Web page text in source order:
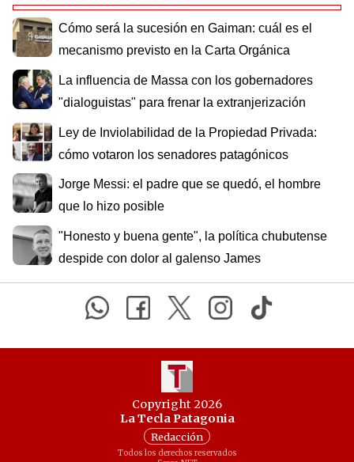
Cómo será la sucesión en Gaiman: cuál es el
mecanismo previsto en la Carta Orgánica
La influencia de Massa con los gobernadores
"dialoguistas" para frenar la extranjerización
Ley de Inviolabilidad de la Propiedad Privada:
cómo votaron los senadores patagónicos
Jorge Messi: el padre que se quedó, el hombre
que lo hizo posible
"Honesto y buena gente", la política chubutense
despide con dolor al galenso James
Copyright 2026
La Tecla Patagonia
Redacción
Todos los derechos reservados